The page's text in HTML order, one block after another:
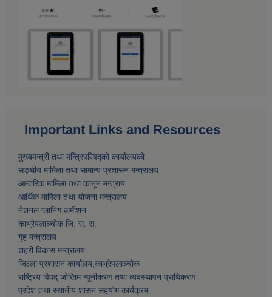
Important Links and Resources
मुख्यमन्त्री तथा मन्त्रिपरिषद्को कार्यालयको
सङ्घीय मामिला तथा सामान्य प्रशासन मन्त्रालय
आन्तरिक मामिला तथा कानून मन्त्राय
आर्थिक मामिला तथा याेजना मन्त्रालय
नेशनल प्लानिंग कमीशन
काभ्रेपलाञ्चाेक जि. स. स.
गृह मन्त्रालय
शहरी विकास मन्त्रालय
जिल्ला प्रशासन कार्यालय,काभ्रेपलाञ्चाेक
राष्ट्रिय विपद् जोखिम न्यूनीकरण तथा व्यवस्थापन प्राधिकरण
प्रदेश तथा स्थानीय शासन सहयोग कार्यक्रम